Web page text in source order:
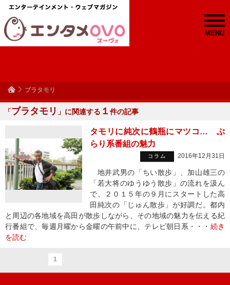
MENU
ブラタモリ
「ブラタモリ 」に関連する １ 件の記事
タモリに純次に鶴瓶にマツコ… ぶ
らり系番組の魅力
コラム 2016年12月31日
地井武男の「ちい散歩」、加山雄三の
「若大将のゆうゆう散歩」の流れを汲ん
で、２０１５年の９月にスタートした高
田純次の「じゅん散歩」が好調だ。都内
と周辺の各地域を高田が散歩しながら、その地域の魅力を伝える紀
行番組で、毎週月曜から金曜の午前中に、テレビ朝日系・・・ 続き
を読む
1